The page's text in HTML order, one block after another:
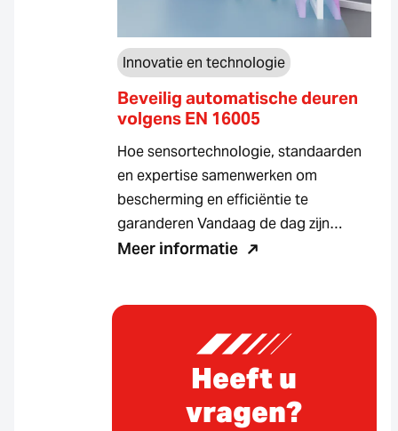
Innovatie en technologie
Beveilig automatische deuren
volgens EN 16005
Hoe sensortechnologie, standaarden
en expertise samenwerken om
bescherming en efficiëntie te
garanderen Vandaag de dag zijn…
Meer informatie
Heeft u
vragen?